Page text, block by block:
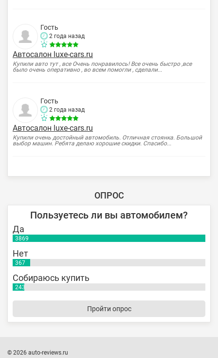
Гость
2 года назад
Автосалон luxe-cars.ru
Купили авто тут , все Очень понравилось! Все очень быстро ,все
было очень оперативно , во всем помогли , сделали...
Гость
2 года назад
Автосалон luxe-cars.ru
Купили очень достойный автомобиль. Отличная стоянка. Большой
выбор машин. Ребята делаю хорошие скидки. Спасибо...
ОПРОС
Пользуетесь ли вы автомобилем?
Да
3869
Нет
367
Собираюсь купить
243
Пройти опрос
© 2026 auto-reviews.ru